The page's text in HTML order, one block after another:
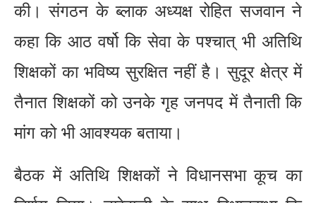
की। संगठन के ब्लाक अध्यक्ष रोहित सजवान ने
कहा कि आठ वर्षो कि सेवा के पश्चात् भी अतिथि
शिक्षकों का भविष्य सुरक्षित नहीं है। सुदूर क्षेत्र में
तैनात शिक्षकों को उनके गृह जनपद में तैनाती कि
मांग को भी आवश्यक बताया।
बैठक में अतिथि शिक्षकों ने विधानसभा कूच का